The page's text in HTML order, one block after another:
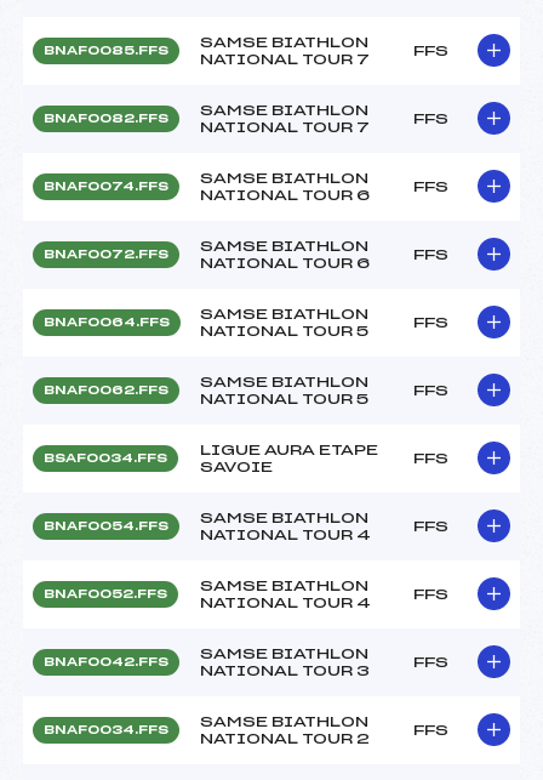
BNAF0085.FFS
SAMSE BIATHLON
NATIONAL TOUR 7
FFS
BNAF0082.FFS
SAMSE BIATHLON
NATIONAL TOUR 7
FFS
BNAF0074.FFS
SAMSE BIATHLON
NATIONAL TOUR 6
FFS
BNAF0072.FFS
SAMSE BIATHLON
NATIONAL TOUR 6
FFS
BNAF0064.FFS
SAMSE BIATHLON
NATIONAL TOUR 5
FFS
BNAF0062.FFS
SAMSE BIATHLON
NATIONAL TOUR 5
FFS
BSAF0034.FFS
LIGUE AURA ETAPE
SAVOIE
FFS
BNAF0054.FFS
SAMSE BIATHLON
NATIONAL TOUR 4
FFS
BNAF0052.FFS
SAMSE BIATHLON
NATIONAL TOUR 4
FFS
BNAF0042.FFS
SAMSE BIATHLON
NATIONAL TOUR 3
FFS
BNAF0034.FFS
SAMSE BIATHLON
NATIONAL TOUR 2
FFS